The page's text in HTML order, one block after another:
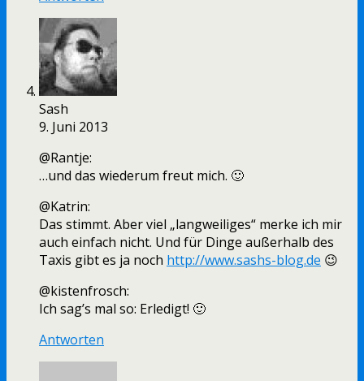
Sash
9. Juni 2013
@Rantje:
…und das wiederum freut mich. 🙂
@Katrin:
Das stimmt. Aber viel „langweiliges“ merke ich mir
auch einfach nicht. Und für Dinge außerhalb des
Taxis gibt es ja noch http://www.sashs-blog.de 😉
@kistenfrosch:
Ich sag’s mal so: Erledigt! 🙂
Antworten